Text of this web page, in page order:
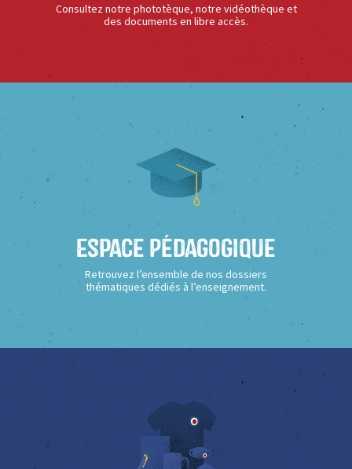
Consultez notre phototèque, notre vidéothèque et
des documents en libre accès.
Espace Pédagogique
Retrouvez l’ensemble de nos dossiers
thématiques dédiés à l’enseignement.